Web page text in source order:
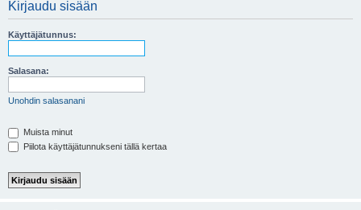
Kirjaudu sisään
Käyttäjätunnus:
Salasana:
Unohdin salasanani
Muista minut
Piilota käyttäjätunnukseni tällä kertaa